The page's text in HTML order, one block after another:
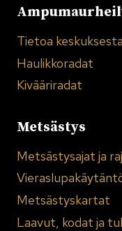
Tietoa keskuksesta
Haulikkoradat
Kivääriradat
Metsästys
Metsästysajat ja
Metsästyskartat
Laavut, kodat ja